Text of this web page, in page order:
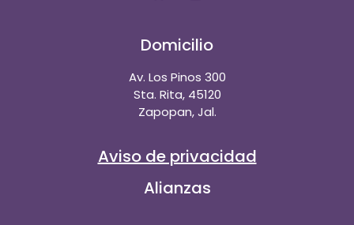
Domicilio
Av. Los Pinos 300
Sta. Rita, 45120
Zapopan, Jal.
Aviso de privacidad
Alianzas